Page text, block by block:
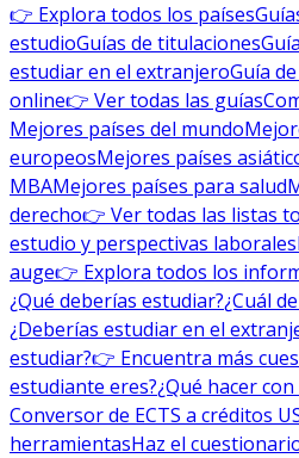
👉 Explora todos los países
estudioGuías de titulaciones
estudiar en el extranjeroGuía
online👉 Ver todas las guías
Mejores países del mundo
europeosMejores países
MBAMejores países para salud
derecho👉 Ver todas las listas
estudio y perspectivas laborales
auge👉 Explora todos los
¿Qué deberías estudiar?¿Cuál
¿Deberías estudiar en el
estudiar?👉 Encuentra más
estudiante eres?¿Qué hacer
Conversor de ECTS a créditos
herramientasHaz el